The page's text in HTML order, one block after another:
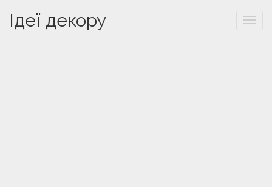
Ідеї декору